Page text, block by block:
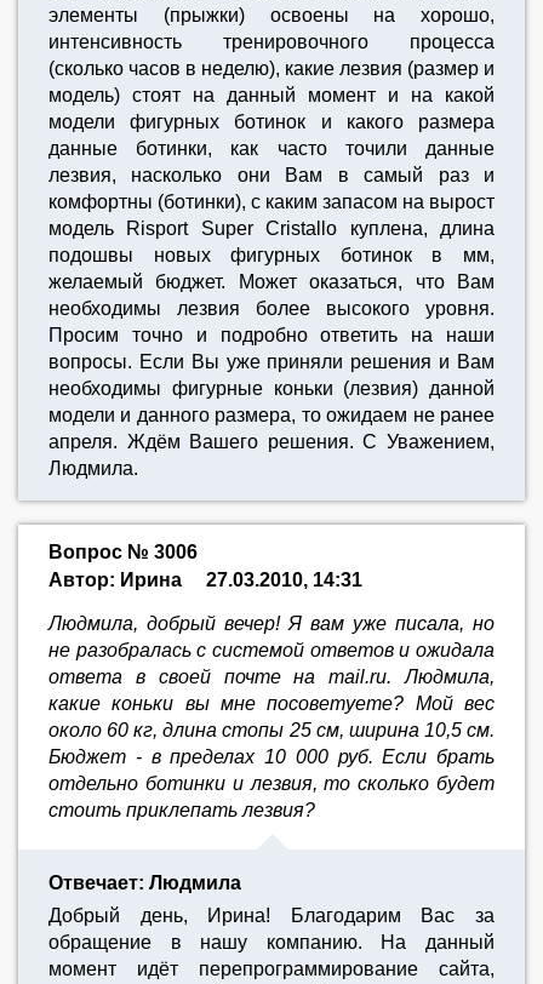
элементы (прыжки) освоены на хорошо,
интенсивность тренировочного процесса
(сколько часов в неделю), какие лезвия (размер и
модель) стоят на данный момент и на какой
модели фигурных ботинок и какого размера
данные ботинки, как часто точили данные
лезвия, насколько они Вам в самый раз и
комфортны (ботинки), с каким запасом на вырост
модель Risport Super Cristallo куплена, длина
подошвы новых фигурных ботинок в мм,
желаемый бюджет. Может оказаться, что Вам
необходимы лезвия более высокого уровня.
Просим точно и подробно ответить на наши
вопросы. Если Вы уже приняли решения и Вам
необходимы фигурные коньки (лезвия) данной
модели и данного размера, то ожидаем не ранее
апреля. Ждём Вашего решения. С Уважением,
Людмила.
Вопрос № 3006
Автор: Ирина
27.03.2010, 14:31
Людмила, добрый вечер! Я вам уже писала, но
не разобралась с системой ответов и ожидала
ответа в своей почте на mail.ru. Людмила,
какие коньки вы мне посоветуете? Мой вес
около 60 кг, длина стопы 25 см, ширина 10,5 см.
Бюджет - в пределах 10 000 руб. Если брать
отдельно ботинки и лезвия, то сколько будет
стоить приклепать лезвия?
Отвечает: Людмила
Добрый день, Ирина! Благодарим Вас за
обращение в нашу компанию. На данный
момент идёт перепрограммирование сайта,